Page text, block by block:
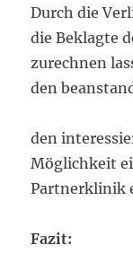
Durch die
die Beklagte
zurechnen
den
den
Möglichkeit
Partnerklinik
Fazit: